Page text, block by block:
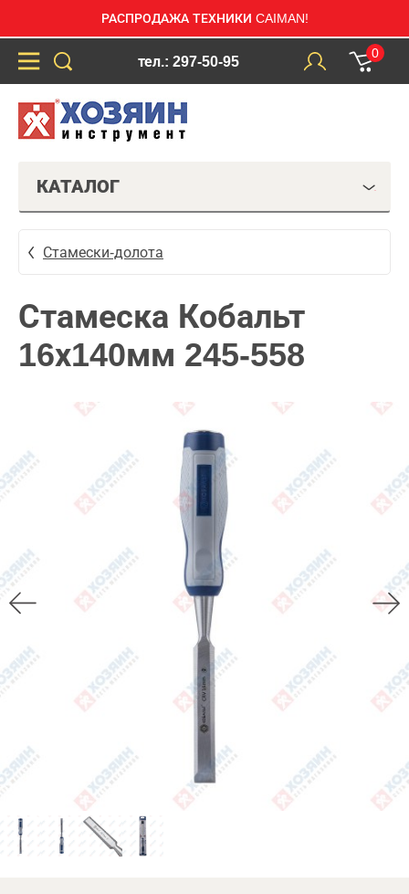
РАСПРОДАЖА ТЕХНИКИ CAIMAN!
тел.: 297-50-95
0
КАТАЛОГ
Стамески-долота
Стамеска Кобальт
16х140мм 245-558